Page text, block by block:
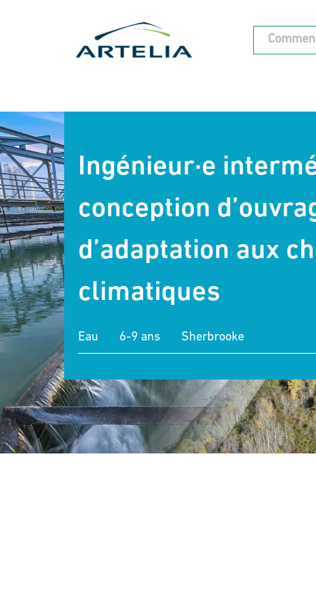
Ingénieur·e
conception
d’adaptation aux
climatiques
Eau 6-9 ans Sherbrooke